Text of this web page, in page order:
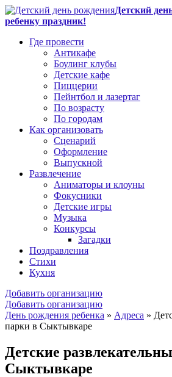
Детский
ребенку праздник!
Где провести
Антикафе
Боулинг клубы
Детские кафе
Пиццерии
Пейнтбол и лазертаг
По возрасту
По городам
Как организовать
Сценарий
Оформление
Выпускной
Развлечение
Аниматоры и клоуны
Фокусники
Детские игры
Музыка
Конкурсы
Загадки
Поздравления
Стихи
Кухня
Добавить организацию
Добавить организацию
День рождения ребенка » Адреса »
парки в Сыктывкаре
Детские
Сыктывкаре